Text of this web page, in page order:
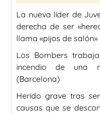
La nueva líder de
derecha de ser
llama «pijos de salón»
Los Bombers
incendio de una
(Barcelona)
Herido grave tras
causas que se